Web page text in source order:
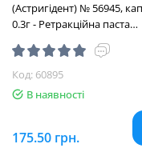
(Астригідент) № 56945,
0.3г - Ретракційна паста
(хлорид алюмінію)
(3M)/Солвентум (ЗМ))
Код: 60895
В наявності
175.50 грн.